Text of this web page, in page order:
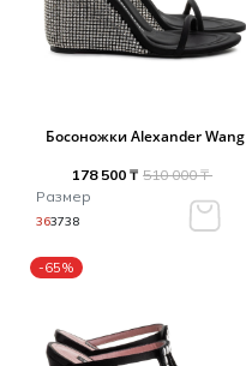
Босоножки Alexander Wang
178 500 ₸ 510 000 ₸
Размер
363738
-65%